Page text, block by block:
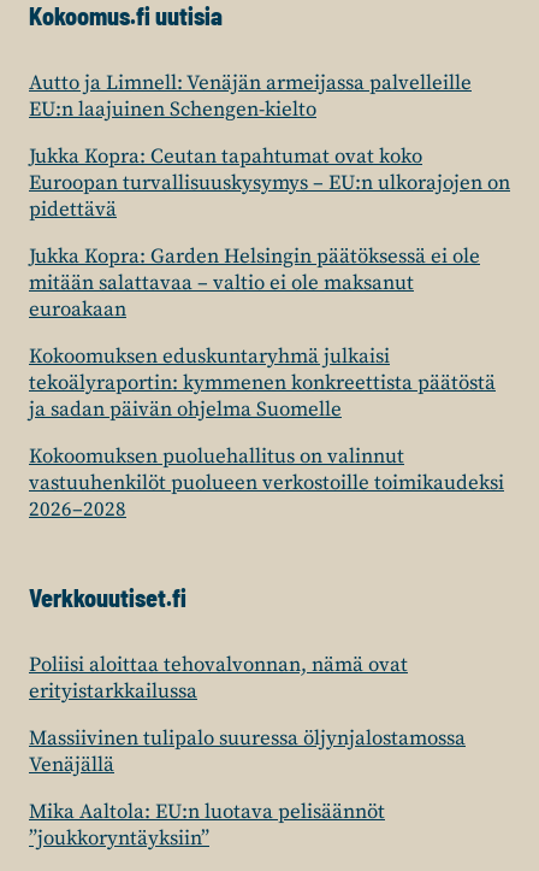
Kokoomus.fi uutisia
Autto ja Limnell: Venäjän armeijassa palvelleille
EU:n laajuinen Schengen-kielto
Jukka Kopra: Ceutan tapahtumat ovat koko
Euroopan turvallisuuskysymys – EU:n ulkorajojen on
pidettävä
Jukka Kopra: Garden Helsingin päätöksessä ei ole
mitään salattavaa – valtio ei ole maksanut
euroakaan
Kokoomuksen eduskuntaryhmä julkaisi
tekoälyraportin: kymmenen konkreettista päätöstä
ja sadan päivän ohjelma Suomelle
Kokoomuksen puoluehallitus on valinnut
vastuuhenkilöt puolueen verkostoille toimikaudeksi
2026–2028
Verkkouutiset.fi
Poliisi aloittaa tehovalvonnan, nämä ovat
erityistarkkailussa
Massiivinen tulipalo suuressa öljynjalostamossa
Venäjällä
Mika Aaltola: EU:n luotava pelisäännöt
”joukkoryntäyksiin”